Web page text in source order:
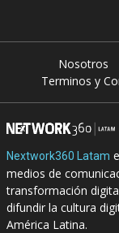
Nosotros
Terminos y
Nextwork360 Latam
medios de
transformación
difundir la cultura
América Latina.